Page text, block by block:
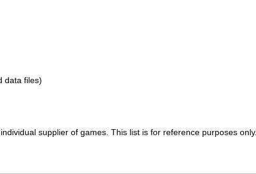
data files)
supplier of games. This list is for reference purposes only.